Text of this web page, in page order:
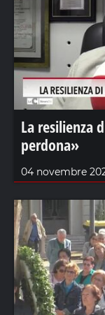
La resilienza
perdona»
04 novembre